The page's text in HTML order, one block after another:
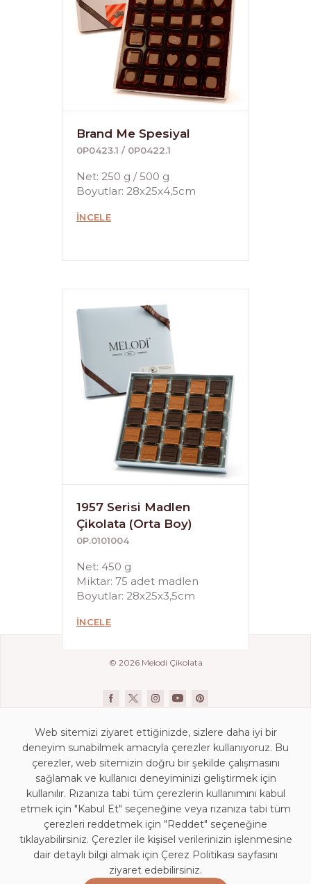
Brand Me Spesiyal
0P0423.1 / 0P0422.1
Net: 250 g / 500 g
Boyutlar: 28x25x4,5cm
İNCELE
1957 Serisi Madlen
Çikolata (Orta Boy)
0P.0101004
Net: 450 g
Miktar: 75 adet madlen
Boyutlar: 28x25x3,5cm
İNCELE
© 2026 Melodi Çikolata
İletişim Bilgileri
KVKK Aydınlatma Beyanı
Mağaza Aydınlatma Beyanı
Kişisel Veri Saklama ve İmha Politikası
Çerez Politikası
Web sitemizi ziyaret ettiğinizde, sizlere daha iyi bir
deneyim sunabilmek amacıyla çerezler kullanıyoruz. Bu
çerezler, web sitemizin doğru bir şekilde çalışmasını
sağlamak ve kullanıcı deneyiminizi geliştirmek için
kullanılır. Rızanıza tabi tüm çerezlerin kullanımını kabul
etmek için "Kabul Et" seçeneğine veya rızanıza tabi tüm
çerezleri reddetmek için "Reddet" seçeneğine
tıklayabilirsiniz. Çerezler ile kişisel verilerinizin işlenmesine
dair detaylı bilgi almak için Çerez Politikası sayfasını
ziyaret edebilirsiniz.